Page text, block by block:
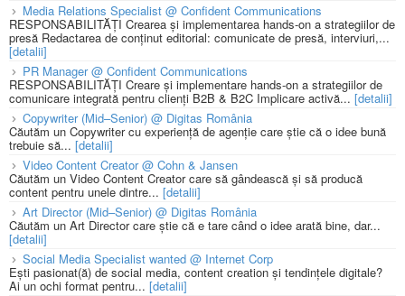
Media Relations Specialist @ Confident Communications
RESPONSABILITĂȚI Crearea și implementarea hands-on a strategiilor de
presă Redactarea de conținut editorial: comunicate de presă, interviuri,...
[detalii]
PR Manager @ Confident Communications
RESPONSABILITĂȚI Creare și implementare hands-on a strategiilor de
comunicare integrată pentru clienți B2B & B2C Implicare activă... [detalii]
Copywriter (Mid–Senior) @ Digitas România
Căutăm un Copywriter cu experiență de agenție care știe că o idee bună
trebuie să... [detalii]
Video Content Creator @ Cohn & Jansen
Căutăm un Video Content Creator care să gândească și să producă
content pentru unele dintre... [detalii]
Art Director (Mid–Senior) @ Digitas România
Căutăm un Art Director care știe că e tare când o idee arată bine, dar...
[detalii]
Social Media Specialist wanted @ Internet Corp
Ești pasionat(ă) de social media, content creation și tendințele digitale?
Ai un ochi format pentru... [detalii]